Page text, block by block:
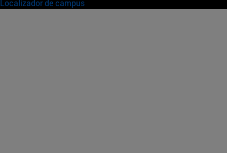
Localizador de campus